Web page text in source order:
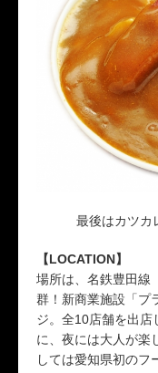
最後はカツカ
【LOCATION】
場所は、名鉄豊田線
群！新商業施設「プ
ジ。全10店舗を出店
に、夜には大人が楽
しては愛知県初のフ